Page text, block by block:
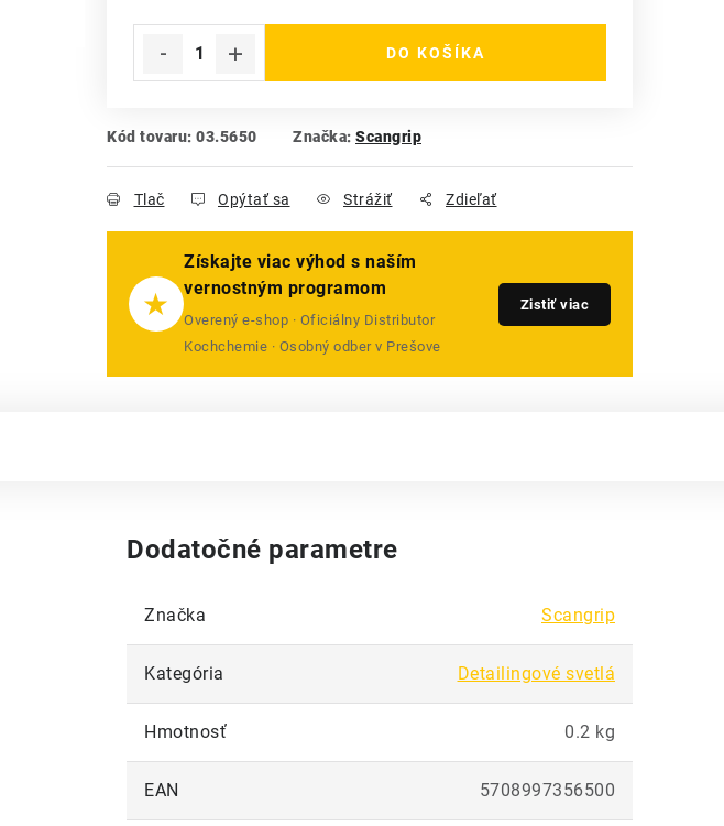
DO KOŠÍKA
Kód tovaru: 03.5650 Značka: Scangrip
Tlač Opýtať sa Strážiť Zdieľať
★
Získajte viac výhod s naším
vernostným programom
Overený e-shop · Oficiálny Distributor
Kochchemie · Osobný odber v Prešove
Zistiť viac
Dodatočné parametre
Značka Scangrip
Kategória Detailingové svetlá
Hmotnosť 0.2 kg
EAN 5708997356500